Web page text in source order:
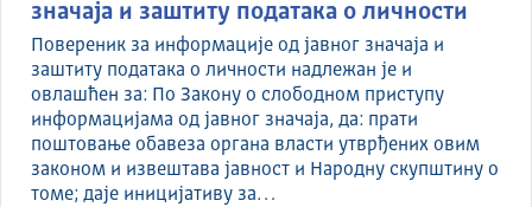
значаја и заштиту података о личности
Повереник за информације од јавног значаја и
заштиту података о личности надлежан је и
овлашћен за: По Закону о слободном приступу
информацијама од јавног значаја, да: прати
поштовање обавеза органа власти утврђених овим
законом и извештава јавност и Народну скупштину о
томе; даје иницијативу за…